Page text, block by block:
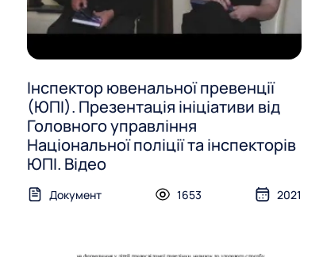
Інспектор ювенальної превенції
(ЮПІ). Презентація ініціативи від
Головного управління
Національної поліції та інспекторів
ЮПІ. Відео
Документ 1653 2021